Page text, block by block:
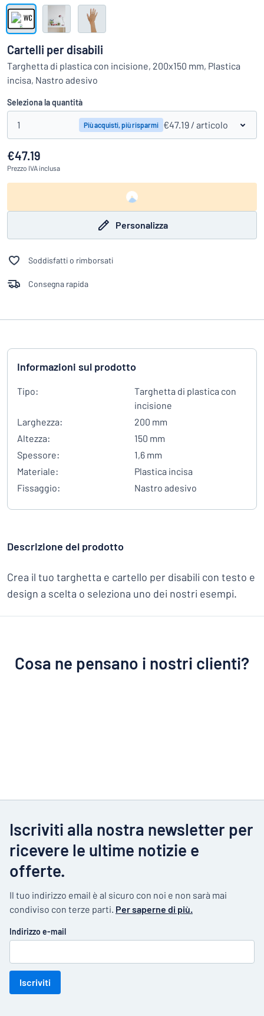
quello che stai cercando? Avvia la progettazione della
Visualizza tutte le categorie
Richiedi
preventivo
Login
Servizio
clienti
Azienda
Cartelli per disabili
Targhetta di plastica con incisione, 200x150 mm, Plastica
incisa, Nastro adesivo
Seleziona la quantità
1 Più acquisti, più risparmi €47.19 / articolo
€47.19
Prezzo IVA inclusa
Personalizza
Soddisfatti o rimborsati
Consegna rapida
Informazioni sul prodotto
Tipo:
Targhetta di plastica con
incisione
Larghezza:
200 mm
Altezza:
150 mm
Spessore:
1,6 mm
Materiale:
Plastica incisa
Fissaggio:
Nastro adesivo
Descrizione del prodotto
Crea il tuo targhetta e cartello per disabili con testo e
design a scelta o seleziona uno dei nostri esempi.
Cosa ne pensano i nostri clienti?
Iscriviti alla nostra newsletter per
ricevere le ultime notizie e
offerte.
Il tuo indirizzo email è al sicuro con noi e non sarà mai
condiviso con terze parti. Per saperne di più.
Indirizzo e-mail
Iscriviti